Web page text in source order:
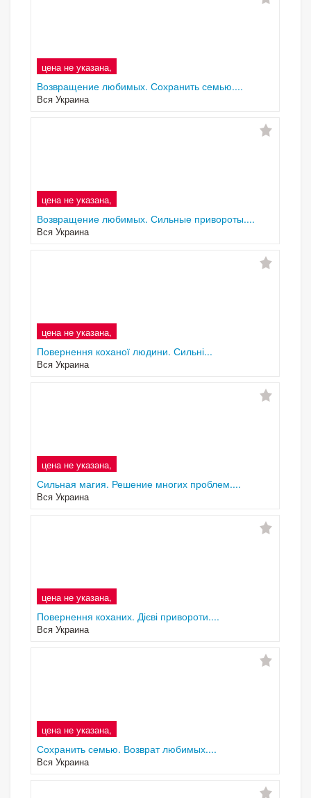
цена не указана,
Возвращение любимых. Сохранить семью....
Вся Украина
цена не указана,
Возвращение любимых. Сильные привороты....
Вся Украина
цена не указана,
Повернення коханої людини. Сильні...
Вся Украина
цена не указана,
Сильная магия. Решение многих проблем....
Вся Украина
цена не указана,
Повернення коханих. Дієві привороти....
Вся Украина
цена не указана,
Сохранить семью. Возврат любимых....
Вся Украина